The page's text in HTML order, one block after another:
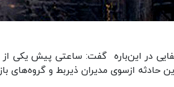
در این‌باره گفت: ساعتی پیش یکی
حادثه ازسوی مدیران ذیربط و گروه‌های